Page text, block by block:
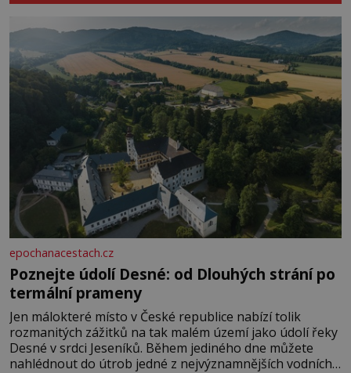
epochanacestach.cz
Poznejte údolí Desné: od Dlouhých strání po
termální prameny
Jen málokteré místo v České republice nabízí tolik
rozmanitých zážitků na tak malém území jako údolí řeky
Desné v srdci Jeseníků. Během jediného dne můžete
nahlédnout do útrob jedné z nejvýznamnějších vodních